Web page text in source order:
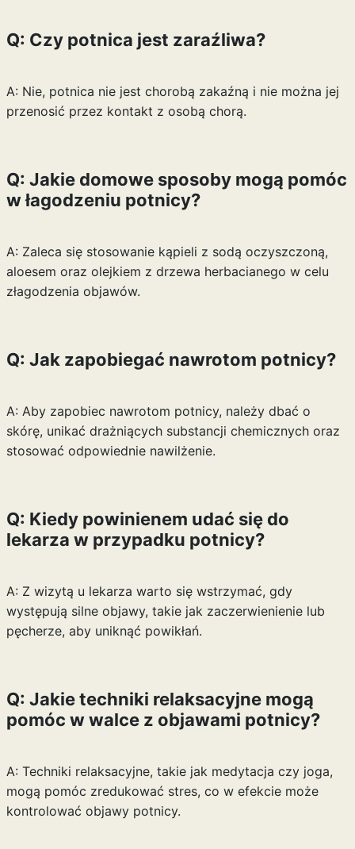
Q: Czy potnica jest zaraźliwa?
A: Nie, potnica nie jest chorobą zakaźną i nie można jej
przenosić przez kontakt z osobą chorą.
Q: Jakie domowe sposoby mogą pomóc
w łagodzeniu potnicy?
A: Zaleca się stosowanie kąpieli z sodą oczyszczoną,
aloesem oraz olejkiem z drzewa herbacianego w celu
złagodzenia objawów.
Q: Jak zapobiegać nawrotom potnicy?
A: Aby zapobiec nawrotom potnicy, należy dbać o
skórę, unikać drażniących substancji chemicznych oraz
stosować odpowiednie nawilżenie.
Q: Kiedy powinienem udać się do
lekarza w przypadku potnicy?
A: Z wizytą u lekarza warto się wstrzymać, gdy
występują silne objawy, takie jak zaczerwienienie lub
pęcherze, aby uniknąć powikłań.
Q: Jakie techniki relaksacyjne mogą
pomóc w walce z objawami potnicy?
A: Techniki relaksacyjne, takie jak medytacja czy joga,
mogą pomóc zredukować stres, co w efekcie może
kontrolować objawy potnicy.